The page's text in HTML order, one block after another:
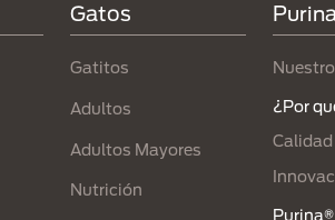
Gatos
Gatitos
Adultos
Adultos Mayores
Nutrición
¿Por
Calidad